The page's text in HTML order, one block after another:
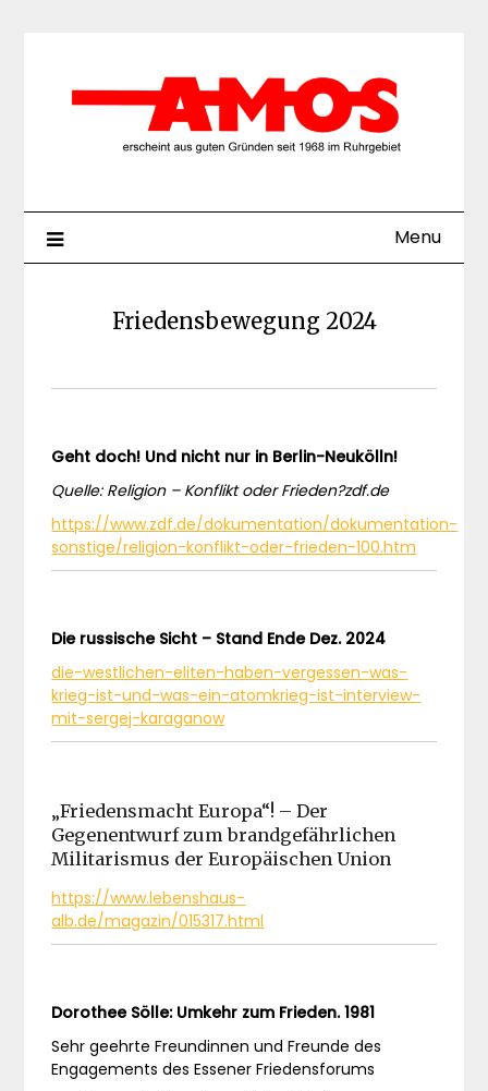
Menu
Friedensbewegung 2024
Geht doch! Und nicht nur in Berlin-Neukölln!
Quelle: Religion – Konflikt oder Frieden?zdf.de
https://www.zdf.de/dokumentation/dokumentation-
sonstige/religion-konflikt-oder-frieden-100.htm
Die russische Sicht – Stand Ende Dez. 2024
die-westlichen-eliten-haben-vergessen-was-
krieg-ist-und-was-ein-atomkrieg-ist-interview-
mit-sergej-karaganow
„Friedensmacht Europa“! – Der
Gegenentwurf zum brandgefährlichen
Militarismus der Europäischen Union
https://www.lebenshaus-
alb.de/magazin/015317.html
Dorothee Sölle: Umkehr zum Frieden. 1981
Sehr geehrte Freundinnen und Freunde des
Engagements des Essener Friedensforums